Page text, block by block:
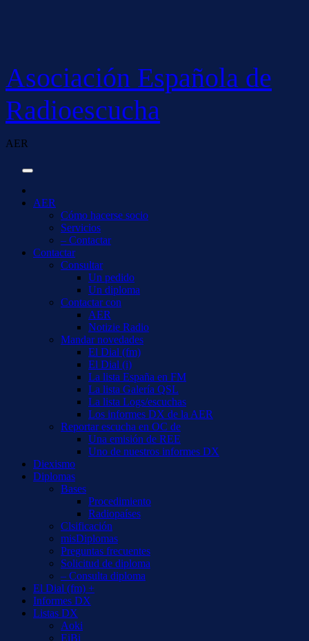
Asociación Española de
Radioescucha
AER
AER
Cómo hacerse socio
Servicios
– Contactar
Contactar
Consultar
Un pedido
Un diploma
Contactar con
AER
Notizie Radio
Mandar novedades
El Dial (fm)
El Dial (i)
La lista España en FM
La lista Galería QSL
La lista Logs/escuchas
Los informes DX de la AER
Reportar escucha en OC de
Una emisión de REE
Uno de nuestros informes DX
Diexismo
Diplomas
Bases
Procedimiento
Radiopaíses
Clsificación
misDiplomas
Preguntas frecuentes
Solicitud de diploma
– Consulta diploma
El Dial (fm) +
Informes DX
Listas DX
Aoki
EiBi